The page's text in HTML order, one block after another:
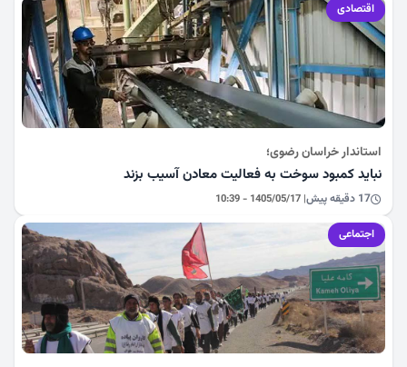
اقتصادی
استاندار خراسان رضوی؛
نباید کمبود سوخت به فعالیت معادن آسیب بزند
17 دقیقه پیش | 1405/05/17 - 10:39
اجتماعی